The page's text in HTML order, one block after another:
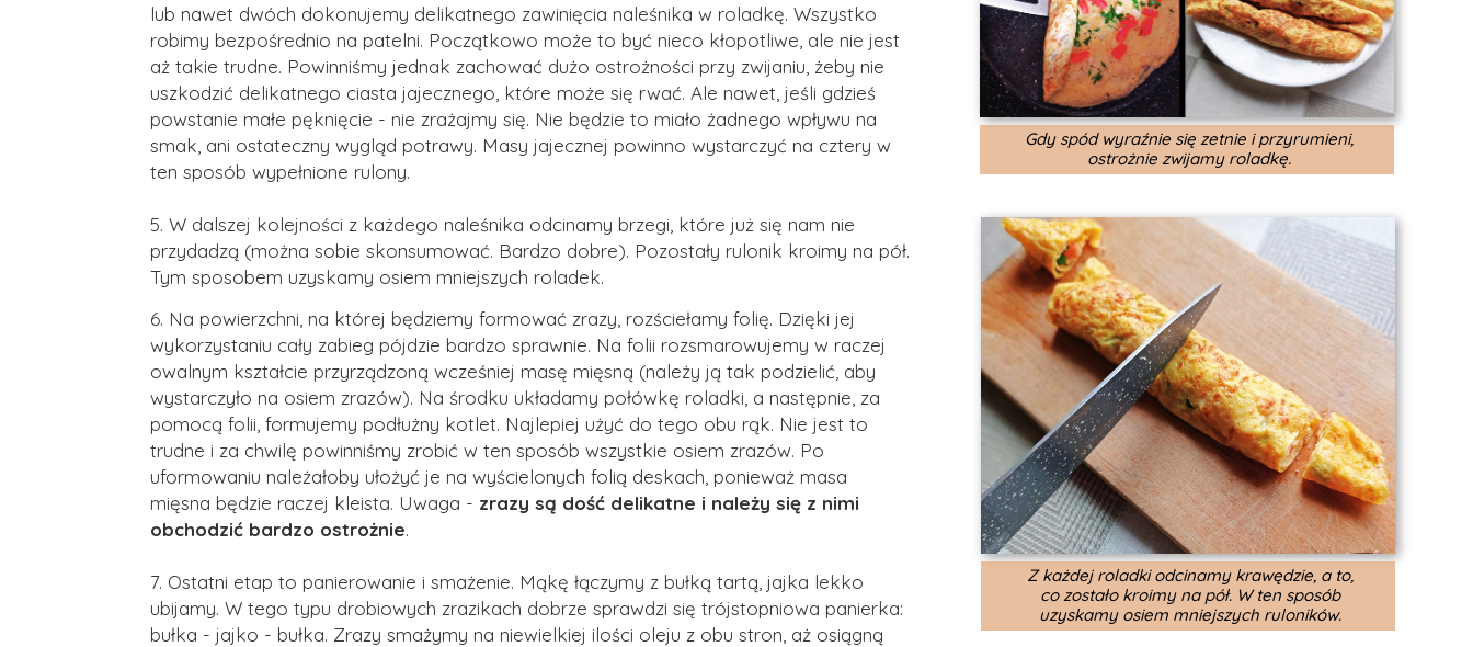
Z każdej roladki odcinamy krawędzie, a to,
co zostało kroimy na pół. W ten sposób
uzyskamy osiem mniejszych ruloników.
Gdy spód wyraźnie się zetnie i przyrumieni,
ostrożnie zwijamy roladkę.
6. Na powierzchni, na której będziemy formować zrazy, rozściełamy folię. Dzięki jej
wykorzystaniu cały zabieg pójdzie bardzo sprawnie. Na folii rozsmarowujemy w raczej
owalnym kształcie przyrządzoną wcześniej masę mięsną (należy ją tak podzielić, aby
wystarczyło na osiem zrazów). Na środku układamy połówkę roladki, a następnie, za
pomocą folii, formujemy podłużny kotlet. Najlepiej użyć do tego obu rąk. Nie jest to
trudne i za chwilę powinniśmy zrobić w ten sposób wszystkie osiem zrazów. Po
uformowaniu należałoby ułożyć je na wyścielonych folią deskach, ponieważ masa
mięsna będzie raczej kleista. Uwaga - zrazy są dość delikatne i należy się z nimi
obchodzić bardzo ostrożnie.
7. Ostatni etap to panierowanie i smażenie. Mąkę łączymy z bułką tartą, jajka lekko
ubijamy. W tego typu drobiowych zrazikach dobrze sprawdzi się trójstopniowa panierka:
bułka - jajko - bułka. Zrazy smażymy na niewielkiej ilości oleju z obu stron, aż osiągną
lub nawet dwóch dokonujemy delikatnego zawinięcia naleśnika w roladkę. Wszystko
robimy bezpośrednio na patelni. Początkowo może to być nieco kłopotliwe, ale nie jest
aż takie trudne. Powinniśmy jednak zachować dużo ostrożności przy zwijaniu, żeby nie
uszkodzić delikatnego ciasta jajecznego, które może się rwać. Ale nawet, jeśli gdzieś
powstanie małe pęknięcie - nie zrażajmy się. Nie będzie to miało żadnego wpływu na
smak, ani ostateczny wygląd potrawy. Masy jajecznej powinno wystarczyć na cztery w
ten sposób wypełnione rulony.
5. W dalszej kolejności z każdego naleśnika odcinamy brzegi, które już się nam nie
przydadzą (można sobie skonsumować. Bardzo dobre). Pozostały rulonik kroimy na pół.
Tym sposobem uzyskamy osiem mniejszych roladek.